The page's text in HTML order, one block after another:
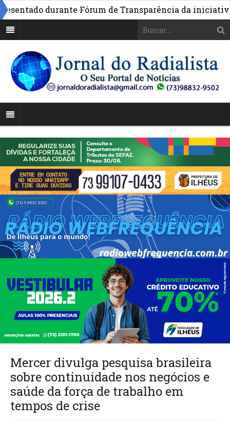
durante Fórum de Transparência da iniciativa
Mercer divulga pesquisa brasileira
sobre continuidade nos negócios e
saúde da força de trabalho em
tempos de crise